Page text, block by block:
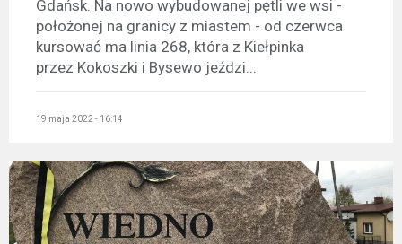
Gdańsk. Na nowo wybudowanej pętli we wsi -
położonej na granicy z miastem - od czerwca
kursować ma linia 268, która z Kiełpinka
przez Kokoszki i Bysewo jeździ...
19 maja 2022 - 16:14